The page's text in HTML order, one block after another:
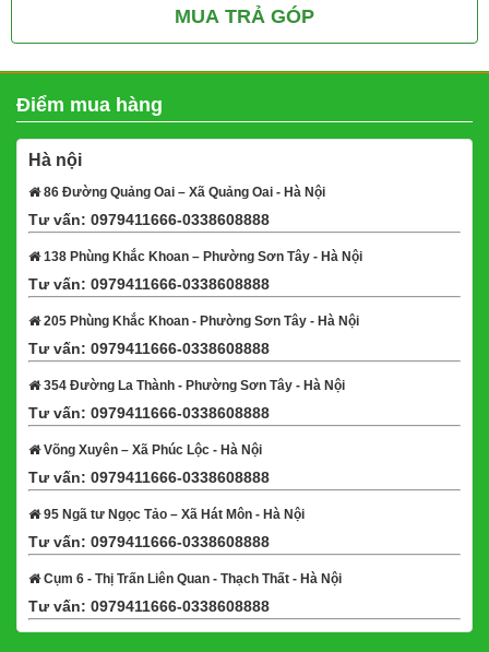
MUA TRẢ GÓP
Điểm mua hàng
Hà nội
86 Đường Quảng Oai – Xã Quảng Oai - Hà Nội
Tư vấn: 0979411666-0338608888
138 Phùng Khắc Khoan – Phường Sơn Tây - Hà Nội
Tư vấn: 0979411666-0338608888
205 Phùng Khắc Khoan - Phường Sơn Tây - Hà Nội
Tư vấn: 0979411666-0338608888
354 Đường La Thành - Phường Sơn Tây - Hà Nội
Tư vấn: 0979411666-0338608888
Võng Xuyên – Xã Phúc Lộc - Hà Nội
Tư vấn: 0979411666-0338608888
95 Ngã tư Ngọc Tảo – Xã Hát Môn - Hà Nội
Tư vấn: 0979411666-0338608888
Cụm 6 - Thị Trấn Liên Quan - Thạch Thất - Hà Nội
Tư vấn: 0979411666-0338608888